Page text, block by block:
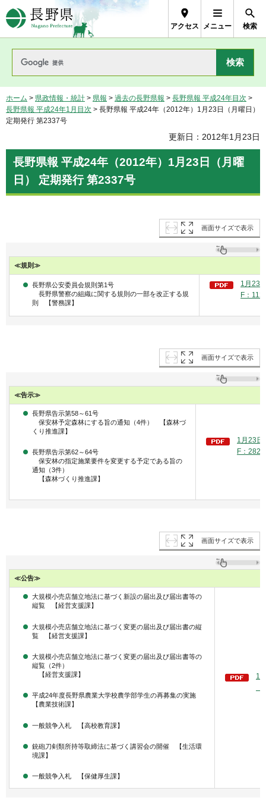
長野県Nagano Prefecture
アクセス メニュー 検索
ホーム > 県政情報・統計 > 県報 > 過去の長野県報 > 長野県報 平成24年目次 >
長野県報 平成24年1月目次 > 長野県報 平成24年（2012年）1月23日（月曜日）
定期発行 第2337号
更新日：2012年1月23日
長野県報 平成24年（2012年）1月23日（月曜
日） 定期発行 第2337号
画面サイズで表示
≪規則≫
長野県公安委員会規則第1号
長野県警察の組織に関する規則の一部を改正する規
則 【警務課】
1月23
F：
画面サイズで表示
≪告示≫
長野県告示第58～61号
保安林予定森林にする旨の通知（4件） 【森林づ
くり推進課】
長野県告示第62～64号
保安林の指定施業要件を変更する予定である旨の
通知（3件）
【森林づくり推進課】
1月23
F：
画面サイズで表示
≪公告≫
大規模小売店舗立地法に基づく新設の届出及び届出書等の
縦覧 【経営支援課】
大規模小売店舗立地法に基づく変更の届出及び届出書の縦
覧 【経営支援課】
大規模小売店舗立地法に基づく変更の届出及び届出書等の
縦覧（2件）
【経営支援課】
平成24年度長野県農業大学校農学部学生の再募集の実施
【農業技術課】
一般競争入札 【高校教育課】
銃砲刀剣類所持等取締法に基づく講習会の開催 【生活環
境課】
一般競争入札 【保健厚生課】
1